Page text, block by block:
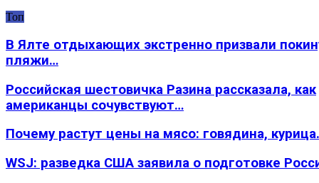
Топ
В Ялте отдыхающих экстренно призвали
пляжи…
Российская шестовичка Разина рассказала, как
американцы сочувствуют…
Почему растут цены на мясо: говядина,
WSJ: разведка США заявила о подготовке